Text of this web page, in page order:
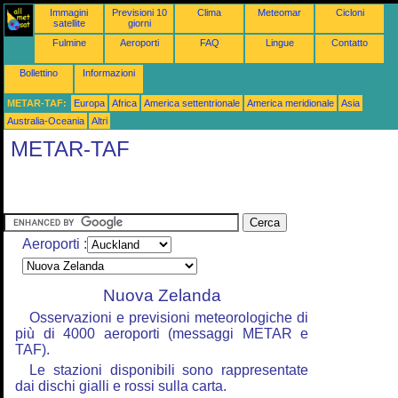
Immagini
satellite
Previsioni 10
giorni
Clima Meteomar Cicloni
Fulmine Aeroporti FAQ Lingue Contatto
Bollettino Informazioni
METAR-TAF: Europa Africa America settentrionale America meridionale
Asia
Australia-Oceania
Altri
METAR-TAF
Aeroporti :
Nuova Zelanda
Osservazioni e previsioni meteorologiche di
più di 4000 aeroporti (messaggi METAR e
TAF).
Le stazioni disponibili sono rappresentate
dai dischi gialli e rossi sulla carta.